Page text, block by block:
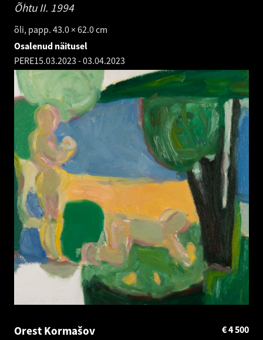
Õhtu II. 1994
õli, papp. 43.0 × 62.0 cm
Osalenud näitusel
PERE15.03.2023 -03.04.2023
Orest Kormašov
4 500
€